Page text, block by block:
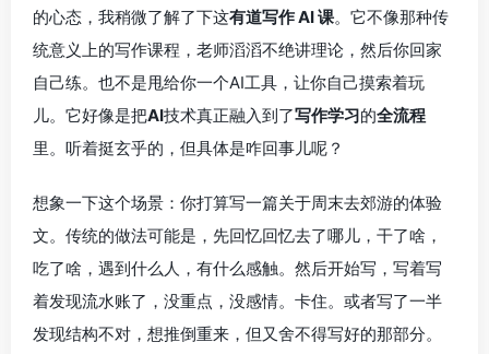
的心态，我稍微了解了下这有道写作 AI 课。它不像那种传
统意义上的写作课程，老师滔滔不绝讲理论，然后你回家
自己练。也不是甩给你一个AI工具，让你自己摸索着玩
儿。它好像是把AI技术真正融入到了写作学习的全流程
里。听着挺玄乎的，但具体是咋回事儿呢？
想象一下这个场景：你打算写一篇关于周末去郊游的体验
文。传统的做法可能是，先回忆回忆去了哪儿，干了啥，
吃了啥，遇到什么人，有什么感触。然后开始写，写着写
着发现流水账了，没重点，没感情。卡住。或者写了一半
发现结构不对，想推倒重来，但又舍不得写好的那部分。